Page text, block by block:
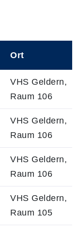
Ort
VHS Geldern,
Raum 106
VHS Geldern,
Raum 106
VHS Geldern,
Raum 106
VHS Geldern,
Raum 105